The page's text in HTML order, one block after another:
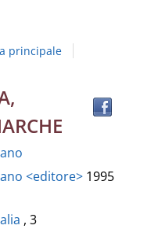
Campania
Vanvitelli"
principale
<editore> 1995
, 3